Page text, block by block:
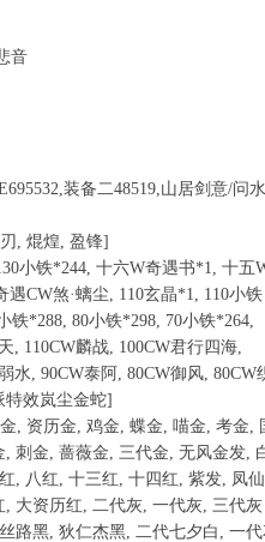
音
装备二48519,山居剑意/问
, 焜煌, 盈锋]
小铁*244, 十六W奇遇书*1, 十五
遇CW煞·螭尘, 110玄晶*1, 110小铁
铁*288, 80小铁*298, 70小铁*264,
, 110CW麟战, 100CW君行四海,
水, 90CW泰阿, 80CW御风, 80CW
特效岚尘金蛇]
, 资历金, 鸡金, 蝶金, 喵金, 考金,
刺金, 蔷薇金, 三代金, 无风金发,
, 八红, 十三红, 十四红, 紫发, 凤仙
大资历红, 二代灰, 一代灰, 三代灰
路黑, 狄仁杰黑, 二代七夕白, 一